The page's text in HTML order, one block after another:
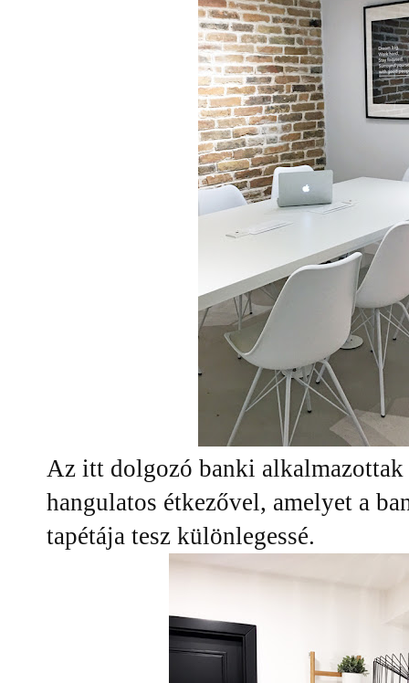
Az itt dolgozó banki
hangulatos étkezővel, amelyet a
tapétája tesz különlegessé.